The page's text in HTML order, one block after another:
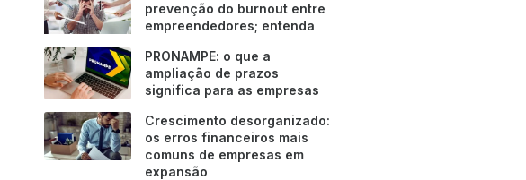
prevenção do burnout entre
empreendedores; entenda
PRONAMPE: o que a
ampliação de prazos
significa para as empresas
Crescimento desorganizado:
os erros financeiros mais
comuns de empresas em
expansão